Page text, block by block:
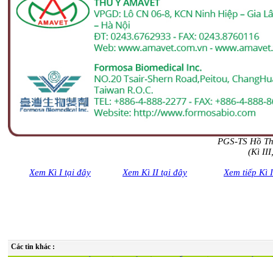
PGS-TS Hồ
(Kì
Xem Kì I tại đây Xem Kì II tại đây Xem tiếp Kì
Các tin khác :